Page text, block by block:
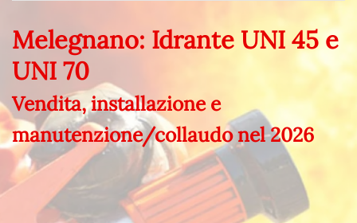
Melegnano: Idrante UNI 45 e
UNI 70
Vendita, installazione e
manutenzione/collaudo nel2026